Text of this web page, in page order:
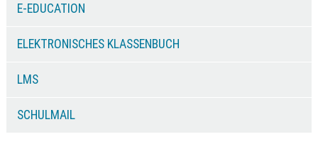
E-EDUCATION
ELEKTRONISCHES KLASSENBUCH
LMS
SCHULMAIL